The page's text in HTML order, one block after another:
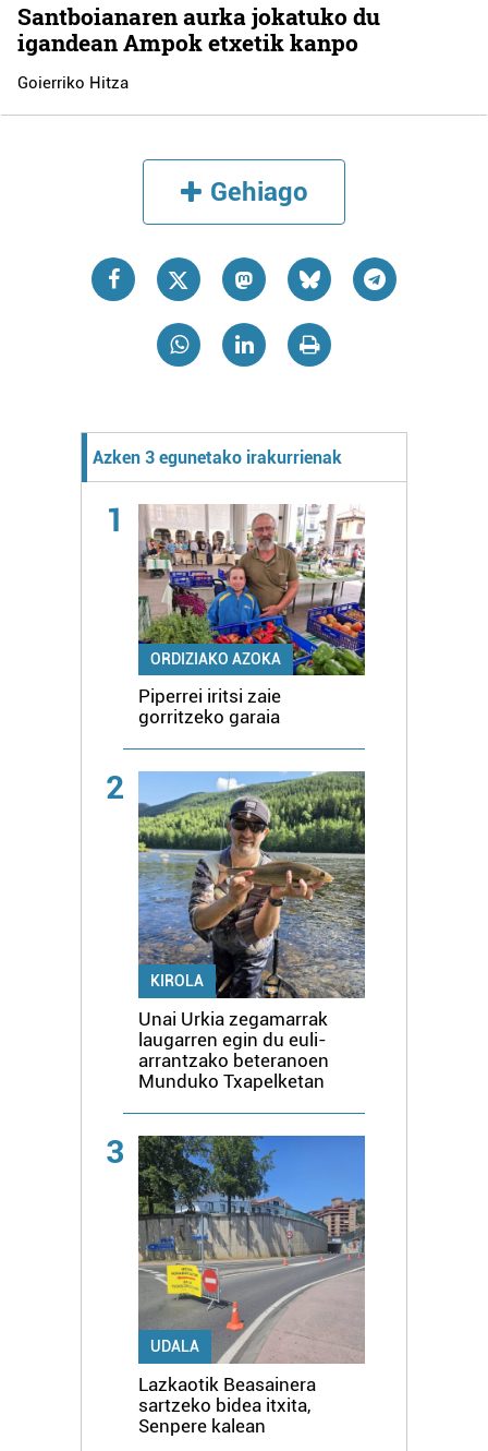
Santboianaren aurka jokatuko du
igandean Ampok etxetik kanpo
Goierriko Hitza
Gehiago
Azken 3 egunetako irakurrienak
1
ORDIZIAKO AZOKA
Piperrei iritsi zaie
gorritzeko garaia
2
KIROLA
Unai Urkia zegamarrak
laugarren egin du euli-
arrantzako beteranoen
Munduko Txapelketan
3
UDALA
Lazkaotik Beasainera
sartzeko bidea itxita,
Senpere kalean